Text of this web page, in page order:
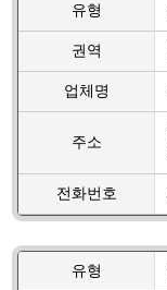
유형
권역
업체명
주소
전화번호
유형